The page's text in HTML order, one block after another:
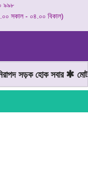
৯৯৮
সকাল - ০৪.০০ বিকাল)
সড়ক হোক সবার